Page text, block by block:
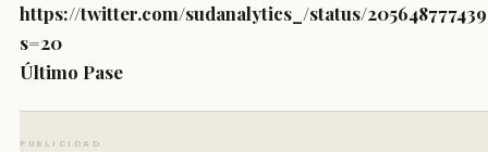
https://twitter.com/sudanalytics_/status/
s=20
Último Pase
PUBLICIDAD